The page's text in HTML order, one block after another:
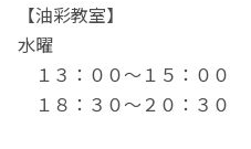
【油彩教室】
水曜
１３：００～１５：００
１８：３０～２０：３０